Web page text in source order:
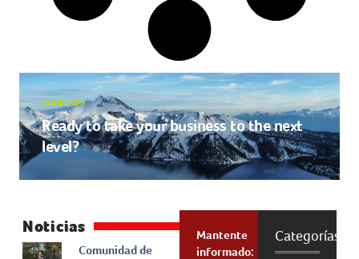
YOUR ADS
Ready to take your business to the next
level?
Noticias
Comunidad de
Mantente
informado:
Categorías